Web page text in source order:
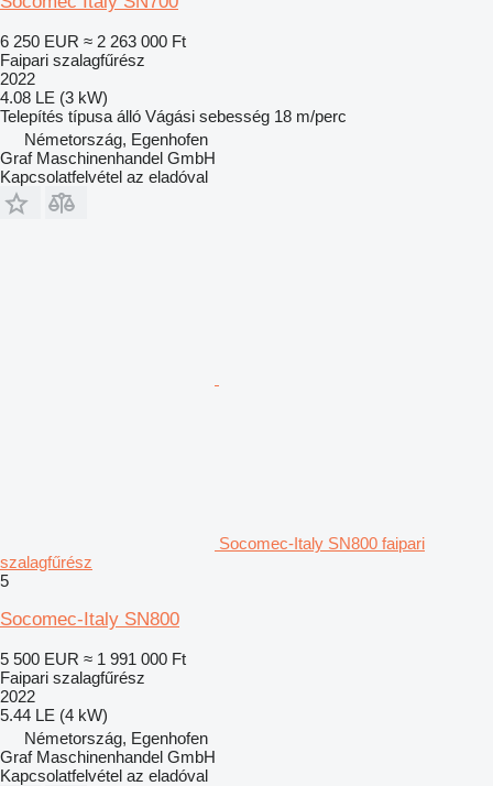
6 250 EUR ≈ 2 263 000 Ft
Faipari szalagfűrész
2022
4.08 LE (3 kW)
Telepítés típusa álló Vágási sebesség 18 m/perc
Németország, Egenhofen
Graf Maschinenhandel GmbH
Kapcsolatfelvétel az eladóval
Socomec-Italy SN800 faipari
szalagfűrész
5
Socomec-Italy SN800
5 500 EUR ≈ 1 991 000 Ft
Faipari szalagfűrész
2022
5.44 LE (4 kW)
Németország, Egenhofen
Graf Maschinenhandel GmbH
Kapcsolatfelvétel az eladóval